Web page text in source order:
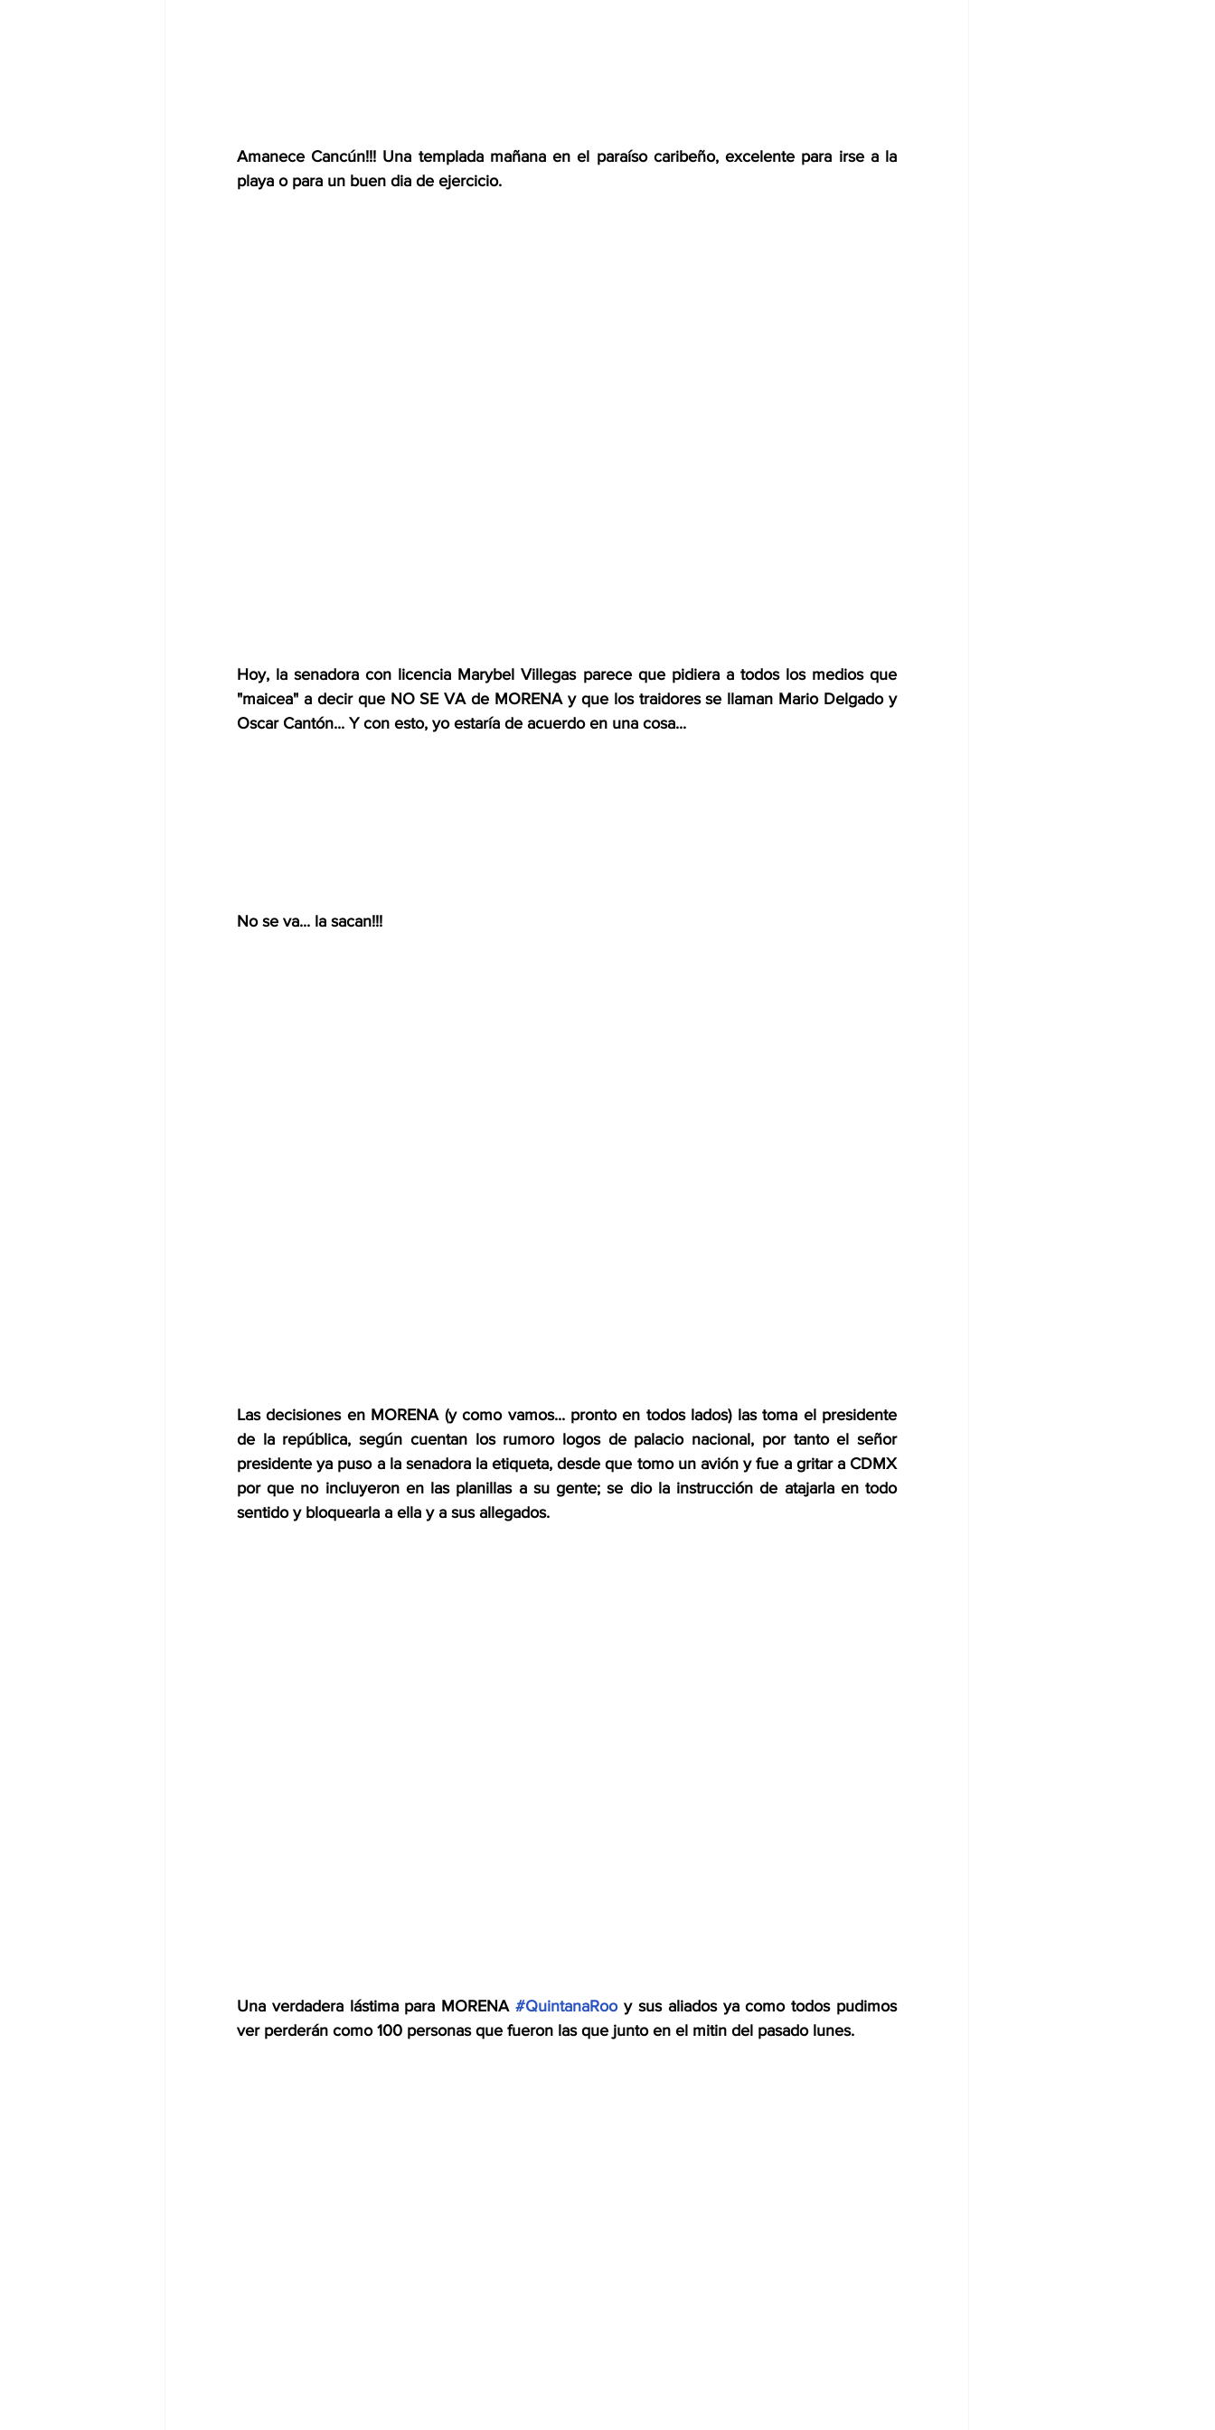
Amanece Cancún!!! Una templada mañana en el paraíso caribeño, excelente para irse a la
playa o para un buen dia de ejercicio.
Hoy, la senadora con licencia Marybel Villegas parece que pidiera a todos los medios que
"maicea" a decir que NO SE VA de MORENA y que los traidores se llaman Mario Delgado y
Oscar Cantón... Y con esto, yo estaría de acuerdo en una cosa...
No se va... la sacan!!!
Las decisiones en MORENA (y como vamos... pronto en todos lados) las toma el presidente
de la república, según cuentan los rumoro logos de palacio nacional, por tanto el señor
presidente ya puso a la senadora la etiqueta, desde que tomo un avión y fue a gritar a CDMX
por que no incluyeron en las planillas a su gente; se dio la instrucción de atajarla en todo
sentido y bloquearla a ella y a sus allegados.
Una verdadera lástima para MORENA #QuintanaRoo y sus aliados ya como todos pudimos
ver perderán como 100 personas que fueron las que junto en el mitin del pasado lunes.